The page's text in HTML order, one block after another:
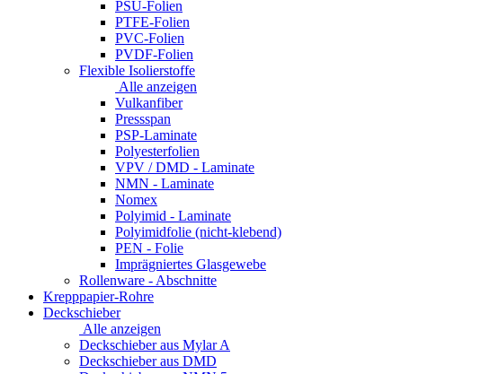
PSU-Folien
PTFE-Folien
PVC-Folien
PVDF-Folien
Flexible Isolierstoffe
Alle anzeigen
Vulkanfiber
Pressspan
PSP-Laminate
Polyesterfolien
VPV / DMD - Laminate
NMN - Laminate
Nomex
Polyimid - Laminate
Polyimidfolie (nicht-klebend)
PEN - Folie
Imprägniertes Glasgewebe
Rollenware - Abschnitte
Krepppapier-Rohre
Deckschieber
Alle anzeigen
Deckschieber aus Mylar A
Deckschieber aus DMD